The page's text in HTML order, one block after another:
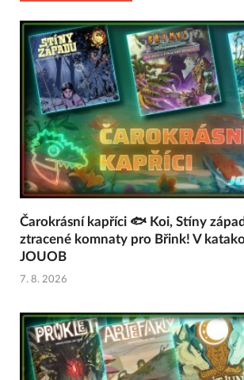
Čarokrásní kapříci 🐟 Koi, Stíny
ztracené komnaty pro Břink! V
JOUOB
7. 8. 2026